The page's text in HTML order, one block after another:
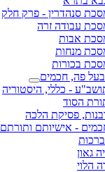
סנהדרין - פרק חלק
עבודה זרה
אבות
מנחות
בכורות
פה, חכמים
- כללי, היסטוריה
הסוד
פסיקת הלכה
- אישיותם ותורתם
גאון
הלוי